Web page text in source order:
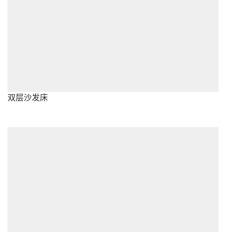
双层沙发床